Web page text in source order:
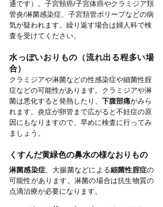
通です）。子宮頸癌/子宮体癌やクラミジア頚
管炎/淋菌感染症、子宮頚管ポリープなどの病
気が疑われます。繰り返す場合は婦人科で検
査を受けてください。
水っぽいおりもの（流れ出る程多い場
合）
クラミジアや淋菌などの性感染症や細菌性腟
症などの可能性があります。クラミジアや淋
菌は悪化すると発熱したり、 下腹部痛がみら
れます。炎症が卵管まで広がると不妊症の原
因にもなりますので、早めに検査に行ってみ
ましょう。
くすんだ黄緑色の鼻水の様なおりもの
淋菌感染症 、大腸菌などによる細菌性腟症の
可能性があります。淋菌の場合は抗生物質の
点滴治療が必要になります。